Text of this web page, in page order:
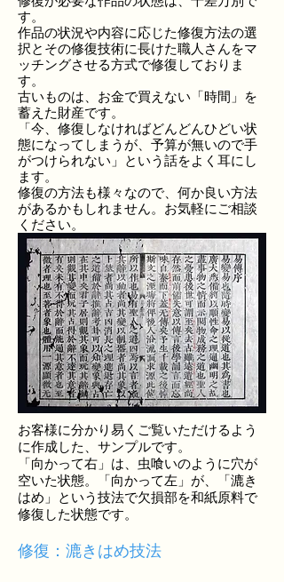
す。
作品の状況や内容に応じた修復方法の選
択とその修復技術に長けた職人さんをマ
ッチングさせる方式で修復しておりま
す。
古いものは、お金で買えない「時間」を
蓄えた財産です。
「今、修復しなければどんどんひどい状
態になってしまうが、予算が無いので手
がつけられない」という話をよく耳にし
ます。
修復の方法も様々なので、何か良い方法
があるかもしれません。お気軽にご相談
ください。
お客様に分かり易くご覧いただけるよう
に作成した、サンプルです。
「向かって右」は、虫喰いのように穴が
空いた状態。「向かって左」が、「漉き
はめ」という技法で欠損部を和紙原料で
修復した状態です。
修復：漉きはめ技法